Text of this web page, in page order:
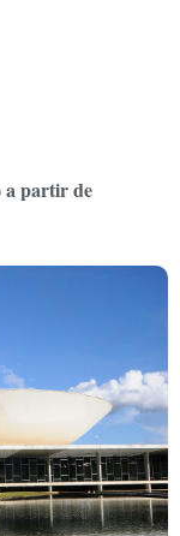
a partir de